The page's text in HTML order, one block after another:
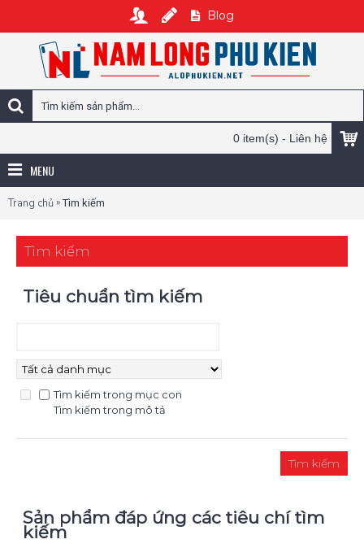
Blog
0 item(s) - Liên hệ
MENU
Trang chủ»Tìm kiếm
Tìm kiếm
Tiêu chuẩn tìm kiếm
Tìm kiếm trong mục con
Tìm kiếm trong mô tả
Sản phẩm đáp ứng các tiêu chí tìm
kiếm